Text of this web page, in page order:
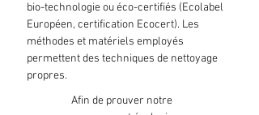
bio-technologie ou éco-certifiés (Ecolabel
Européen, certification Ecocert). Les
méthodes et matériels employés
permettent des techniques de nettoyage
propres.
Afin de prouver notre